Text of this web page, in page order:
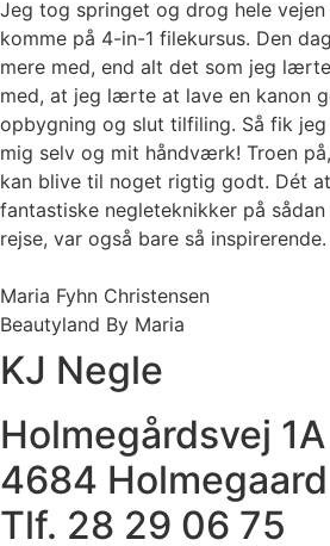
Jeg tog springet og drog hele
komme på 4-in-1 filekursus. Den
mere med, end alt det som jeg
med, at jeg lærte at lave en kanon
opbygning og slut tilfiling. Så fik
mig selv og mit håndværk! Troen
kan blive til noget rigtig godt. Dét
fantastiske negleteknikker på
rejse, var også bare så inspirerende.
Maria Fyhn Christensen
Beautyland By Maria
KJ Negle
Holmegårdsvej 1A
4684 Holmegaard
Tlf. 28 29 06 75